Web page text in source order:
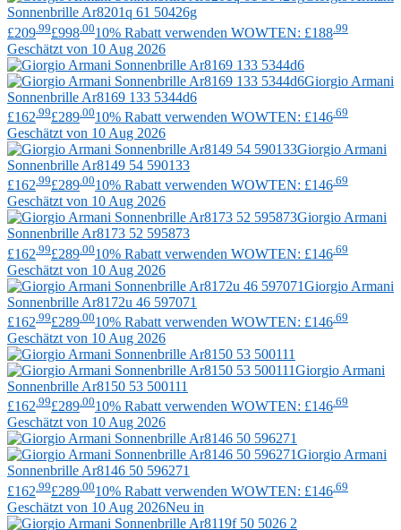
Sonnenbrille Ar8201q 61 50426g
£209 .99£998 .0010% Rabatt verwenden WOWTEN: £188 .99
Geschätzt von 10 Aug 2026
Giorgio Armani
Sonnenbrille Ar8169 133 5344d6
£162 .99£289 .0010% Rabatt verwenden WOWTEN: £146 .69
Geschätzt von 10 Aug 2026
Giorgio Armani
Sonnenbrille Ar8149 54 590133
£162.99£289.0010% Rabatt verwenden WOWTEN: £146.69
Geschätzt von 10 Aug 2026
Giorgio Armani
Sonnenbrille Ar8173 52 595873
£162 .99£289 .0010% Rabatt verwenden WOWTEN: £146 .69
Geschätzt von 10 Aug 2026
Giorgio Armani
Sonnenbrille Ar8172u 46 597071
£162 .99£289 .0010% Rabatt verwenden WOWTEN: £146 .69
Geschätzt von 10 Aug 2026
Giorgio Armani
Sonnenbrille Ar8150 53 500111
£162.99£289.0010% Rabatt verwenden WOWTEN: £146.69
Geschätzt von 10 Aug 2026
Giorgio Armani
Sonnenbrille Ar8146 50 596271
£162 .99£289 .0010% Rabatt verwenden WOWTEN: £146 .69
Geschätzt von 10 Aug 2026Neu in